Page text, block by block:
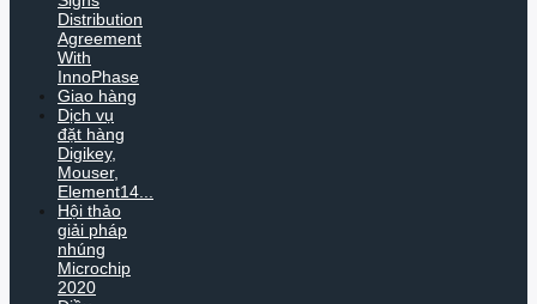
Distribution
Agreement
With
InnoPhase
Giao hàng
Dịch vụ
đặt hàng
Digikey,
Mouser,
Element14...
Hội thảo
giải pháp
nhúng
Microchip
2020